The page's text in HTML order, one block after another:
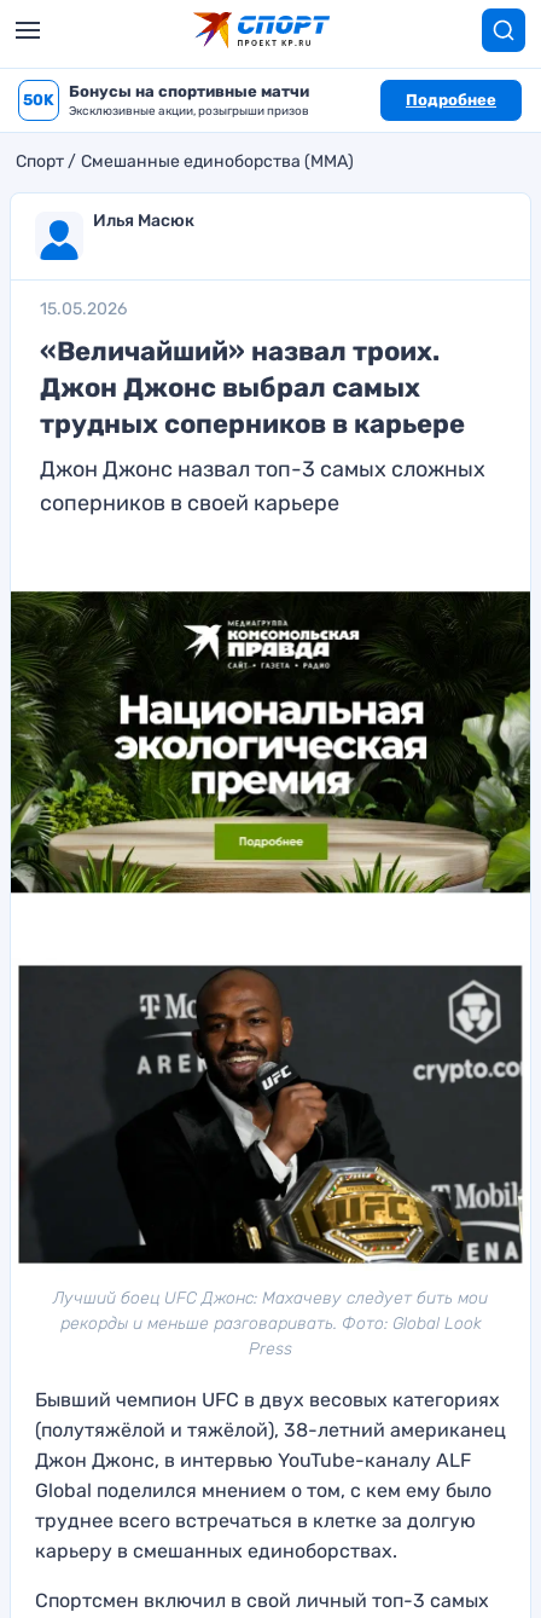
50K Бонусы на спортивные матчи
Эксклюзивные акции, розыгрыши призов
Подробнее
Спорт Смешанные единоборства (MMA)
Илья Масюк
15.05.2026
«Величайший» назвал троих.
Джон Джонс выбрал самых
трудных соперников в карьере
Джон Джонс назвал топ-3 самых сложных
соперников в своей карьере
Лучший боец UFC Джонс: Махачеву следует бить мои
рекорды и меньше разговаривать. Фото: Global Look
Press
Бывший чемпион UFC в двух весовых категориях
(полутяжёлой и тяжёлой), 38-летний американец
Джон Джонс, в интервью YouTube-каналу ALF
Global поделился мнением о том, с кем ему было
труднее всего встречаться в клетке за долгую
карьеру в смешанных единоборствах.
Спортсмен включил в свой личный топ-3 самых